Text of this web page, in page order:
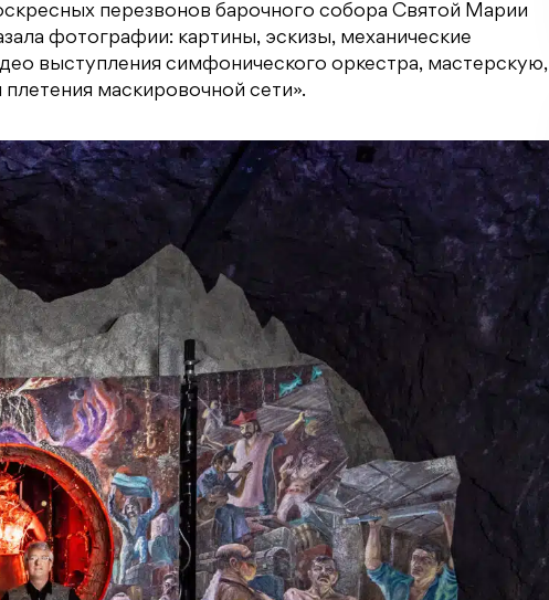
перезвонов барочного собора Святой Марии
фотографии: картины, эскизы, механические
выступления симфонического оркестра, мастерскую,
маскировочной сети».